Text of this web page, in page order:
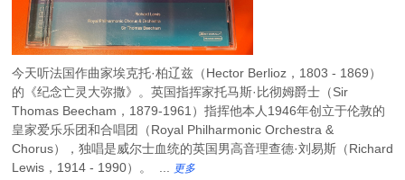
今天听法国作曲家埃克托·柏辽兹（Hector Berlioz，1803 - 1869）
的《纪念亡灵大弥撒》。英国指挥家托马斯·比彻姆爵士（Sir
Thomas Beecham，1879-1961）指挥他本人1946年创立于伦敦的
皇家爱乐乐团和合唱团（Royal Philharmonic Orchestra &
Chorus），独唱是威尔士血统的英国男高音理查德·刘易斯（Richard
Lewis，1914 - 1990）。 ...
更多